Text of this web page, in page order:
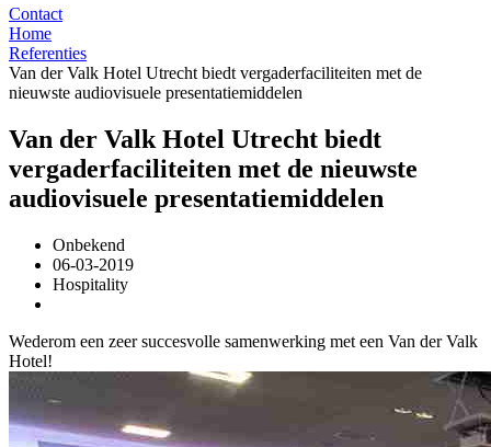
Contact
Home
Referenties
Van der Valk Hotel Utrecht biedt vergaderfaciliteiten met de
nieuwste audiovisuele presentatiemiddelen
Van der Valk Hotel Utrecht biedt
vergaderfaciliteiten met de nieuwste
audiovisuele presentatiemiddelen
Onbekend
06-03-2019
Hospitality
Wederom een zeer succesvolle samenwerking met een Van der Valk
Hotel!